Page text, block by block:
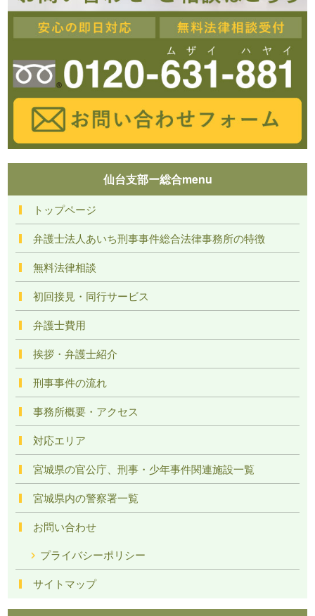
仙台支部ー総合menu
トップページ
弁護士法人あいち刑事事件総合法律事務所の特徴
無料法律相談
初回接見・同行サービス
弁護士費用
挨拶・弁護士紹介
刑事事件の流れ
事務所概要・アクセス
対応エリア
宮城県の官公庁、刑事・少年事件関連施設一覧
宮城県内の警察署一覧
お問い合わせ
プライバシーポリシー
サイトマップ